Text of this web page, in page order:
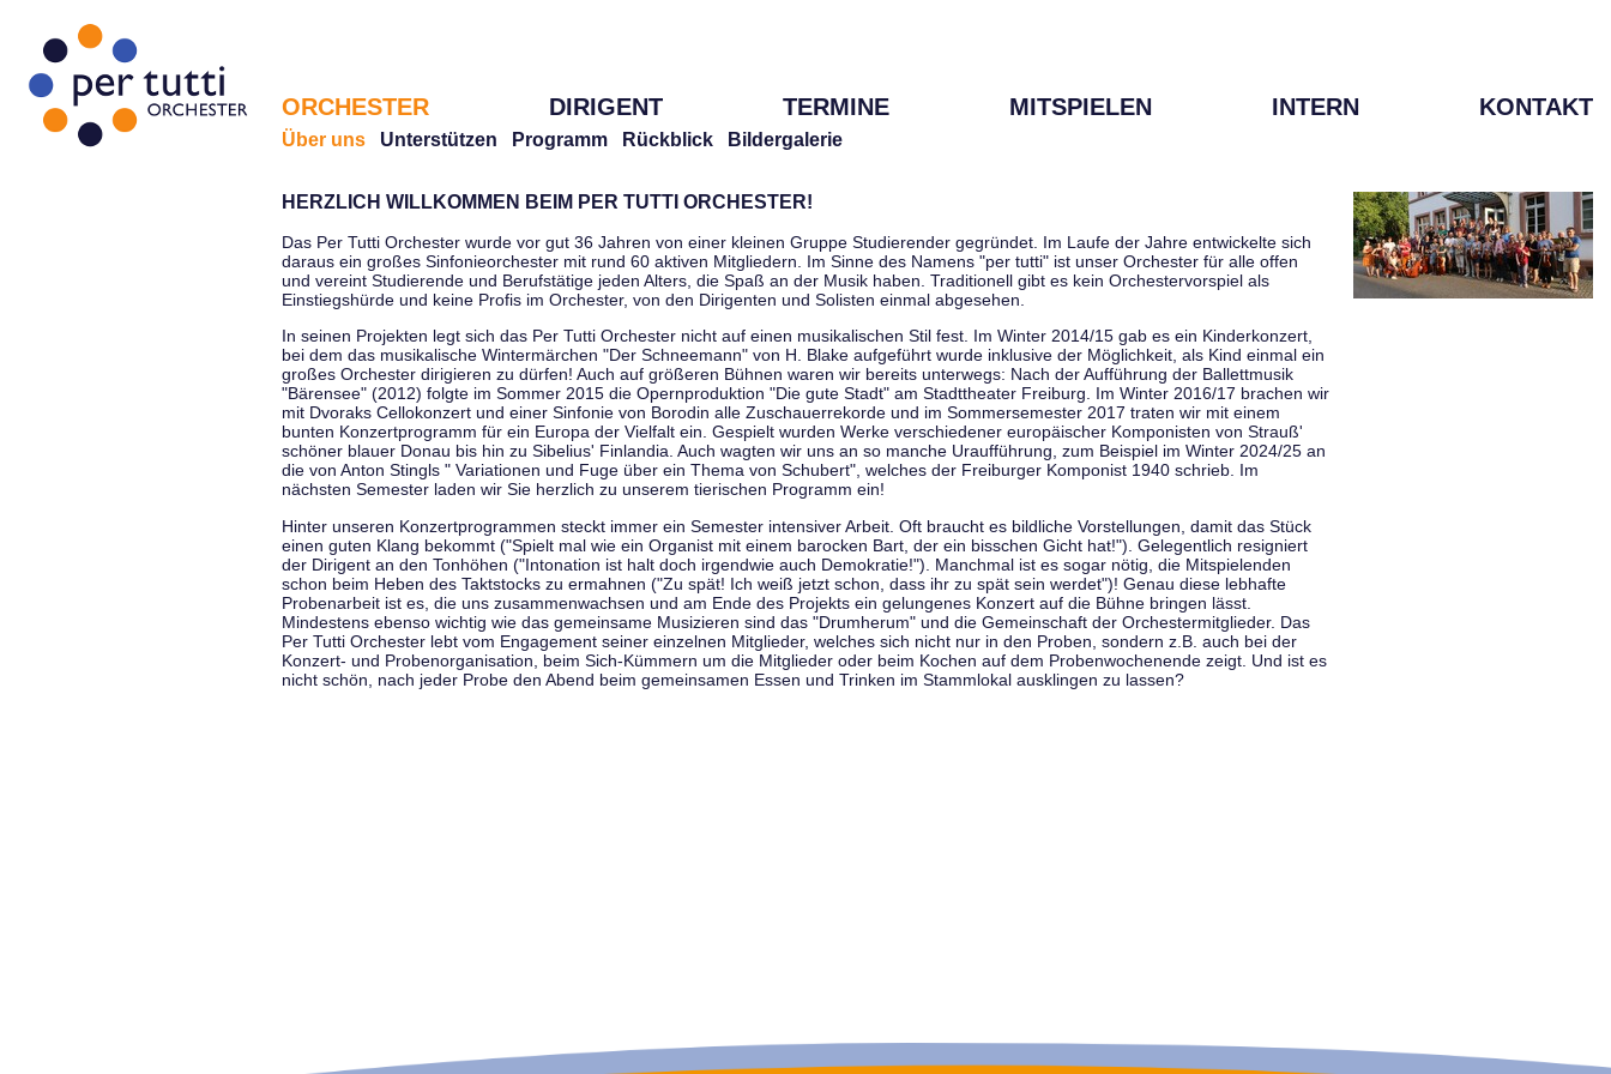
ORCHESTER DIRIGENT TERMINE MITSPIELEN INTERN KONTAKT
Über uns Unterstützen Programm Rückblick Bildergalerie
HERZLICH WILLKOMMEN BEIM PER TUTTI ORCHESTER!
Das Per Tutti Orchester wurde vor gut 36 Jahren von einer kleinen Gruppe Studierender gegründet. Im Laufe der Jahre entwickelte sich
daraus ein großes Sinfonieorchester mit rund 60 aktiven Mitgliedern. Im Sinne des Namens "per tutti" ist unser Orchester für alle offen
und vereint Studierende und Berufstätige jeden Alters, die Spaß an der Musik haben. Traditionell gibt es kein Orchestervorspiel als
Einstiegshürde und keine Profis im Orchester, von den Dirigenten und Solisten einmal abgesehen.
In seinen Projekten legt sich das Per Tutti Orchester nicht auf einen musikalischen Stil fest. Im Winter 2014/15 gab es ein Kinderkonzert,
bei dem das musikalische Wintermärchen "Der Schneemann" von H. Blake aufgeführt wurde inklusive der Möglichkeit, als Kind einmal ein
großes Orchester dirigieren zu dürfen! Auch auf größeren Bühnen waren wir bereits unterwegs: Nach der Aufführung der Ballettmusik
"Bärensee" (2012) folgte im Sommer 2015 die Opernproduktion "Die gute Stadt" am Stadttheater Freiburg. Im Winter 2016/17 brachen wir
mit Dvoraks Cellokonzert und einer Sinfonie von Borodin alle Zuschauerrekorde und im Sommersemester 2017 traten wir mit einem
bunten Konzertprogramm für ein Europa der Vielfalt ein. Gespielt wurden Werke verschiedener europäischer Komponisten von Strauß'
schöner blauer Donau bis hin zu Sibelius' Finlandia. Auch wagten wir uns an so manche Uraufführung, zum Beispiel im Winter 2024/25 an
die von Anton Stingls " Variationen und Fuge über ein Thema von Schubert", welches der Freiburger Komponist 1940 schrieb. Im
nächsten Semester laden wir Sie herzlich zu unserem tierischen Programm ein!
Hinter unseren Konzertprogrammen steckt immer ein Semester intensiver Arbeit. Oft braucht es bildliche Vorstellungen, damit das Stück
einen guten Klang bekommt ("Spielt mal wie ein Organist mit einem barocken Bart, der ein bisschen Gicht hat!"). Gelegentlich resigniert
der Dirigent an den Tonhöhen ("Intonation ist halt doch irgendwie auch Demokratie!"). Manchmal ist es sogar nötig, die Mitspielenden
schon beim Heben des Taktstocks zu ermahnen ("Zu spät! Ich weiß jetzt schon, dass ihr zu spät sein werdet")! Genau diese lebhafte
Probenarbeit ist es, die uns zusammenwachsen und am Ende des Projekts ein gelungenes Konzert auf die Bühne bringen lässt.
Mindestens ebenso wichtig wie das gemeinsame Musizieren sind das "Drumherum" und die Gemeinschaft der Orchestermitglieder. Das
Per Tutti Orchester lebt vom Engagement seiner einzelnen Mitglieder, welches sich nicht nur in den Proben, sondern z.B. auch bei der
Konzert- und Probenorganisation, beim Sich-Kümmern um die Mitglieder oder beim Kochen auf dem Probenwochenende zeigt. Und ist es
nicht schön, nach jeder Probe den Abend beim gemeinsamen Essen und Trinken im Stammlokal ausklingen zu lassen?